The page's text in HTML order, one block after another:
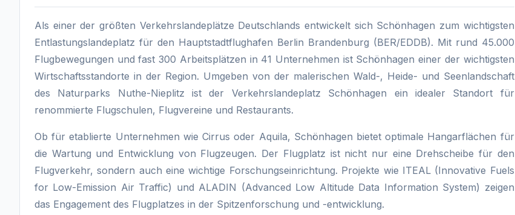
Als einer der größten Verkehrslandeplätze Deutschlands entwickelt sich Schönhagen zum wichtigsten
Entlastungslandeplatz für den Hauptstadtflughafen Berlin Brandenburg (BER/EDDB). Mit rund 45.000
Flugbewegungen und fast 300 Arbeitsplätzen in 41 Unternehmen ist Schönhagen einer der wichtigsten
Wirtschaftsstandorte in der Region. Umgeben von der malerischen Wald-, Heide- und Seenlandschaft
des Naturparks Nuthe-Nieplitz ist der Verkehrslandeplatz Schönhagen ein idealer Standort für
renommierte Flugschulen, Flugvereine und Restaurants.
Ob für etablierte Unternehmen wie Cirrus oder Aquila, Schönhagen bietet optimale Hangarflächen für
die Wartung und Entwicklung von Flugzeugen. Der Flugplatz ist nicht nur eine Drehscheibe für den
Flugverkehr, sondern auch eine wichtige Forschungseinrichtung. Projekte wie ITEAL (Innovative Fuels
for Low-Emission Air Traffic) und ALADIN (Advanced Low Altitude Data Information System) zeigen
das Engagement des Flugplatzes in der Spitzenforschung und -entwicklung.